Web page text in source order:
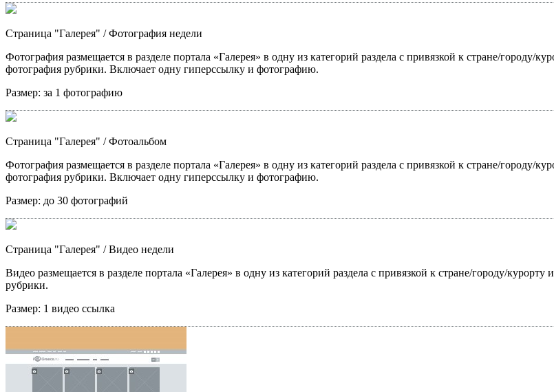
Страница "Галерея" / Фотография недели
Фотография размещается в разделе портала «Галерея» в одну из категорий раздела с привязкой к стране/городу/
фотография рубрики. Включает одну гиперссылку и фотографию.
Размер: за 1 фотографию
Страница "Галерея" / Фотоальбом
Фотография размещается в разделе портала «Галерея» в одну из категорий раздела с привязкой к стране/городу/
фотография рубрики. Включает одну гиперссылку и фотографию.
Размер: до 30 фотографий
Страница "Галерея" / Видео недели
Видео размещается в разделе портала «Галерея» в одну из категорий раздела с привязкой к стране/городу/
рубрики.
Размер: 1 видео ссылка